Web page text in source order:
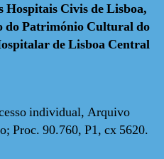
Civis de Lisboa,
do Património Cultural do
de Lisboa Central
individual, Arquivo
Proc. 90.760, P1, cx 5620.